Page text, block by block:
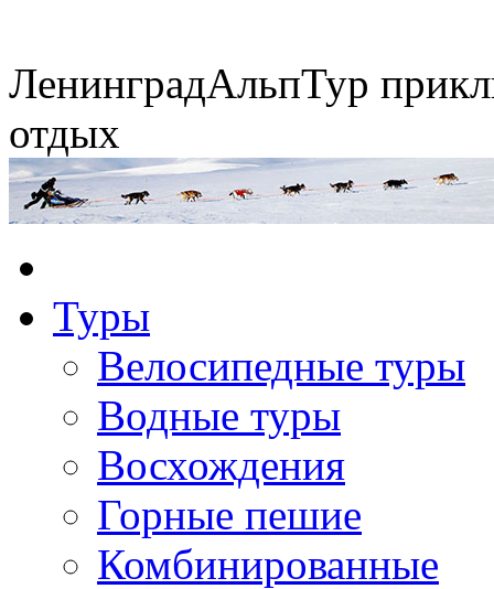
ЛенинградАльпТур
отдых
Туры
Велосипедные туры
Водные туры
Восхождения
Горные пешие
Комбинированные